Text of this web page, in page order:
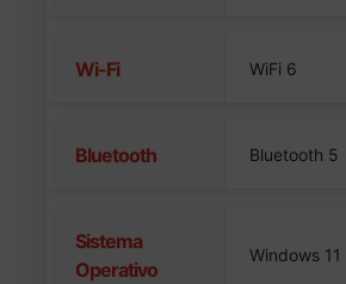
Wi-Fi WiFi 6
Bluetooth Bluetooth 5
Sistema
Operativo
Windows